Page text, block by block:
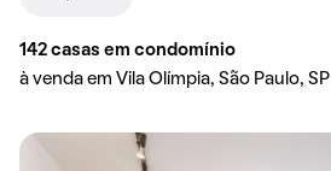
142 casas em condomínio
à venda em Vila Olímpia, São Paulo, SP